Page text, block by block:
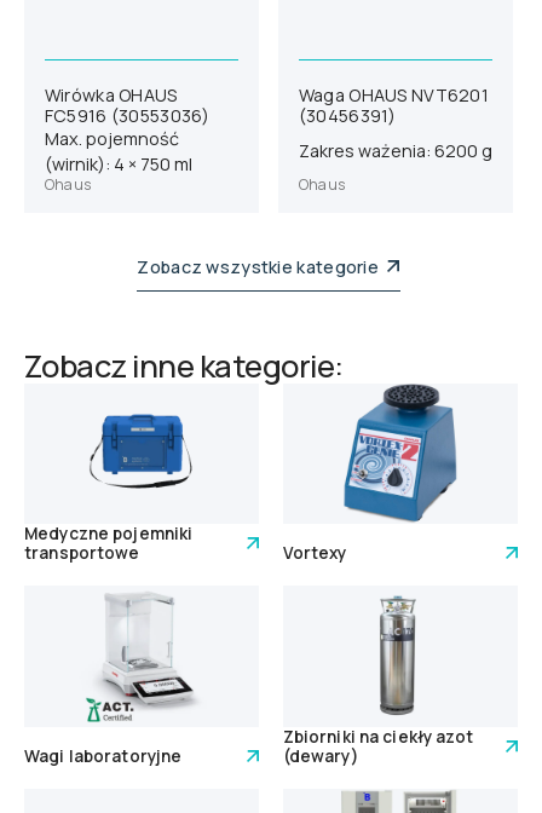
Wirówka OHAUS
FC5916 (30553036)
Max. pojemność
(wirnik): 4 × 750 ml
Ohaus
Waga OHAUS NVT6201
(30456391)
Zakres ważenia: 6200 g
Ohaus
Zobacz wszystkie kategorie
Zobacz inne kategorie:
Medyczne pojemniki
transportowe
Vortexy
Wagi laboratoryjne
Zbiorniki na ciekły azot
(dewary)